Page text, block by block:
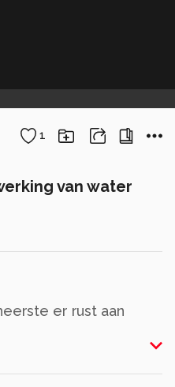
1
van water
er rust aan
Pure rust